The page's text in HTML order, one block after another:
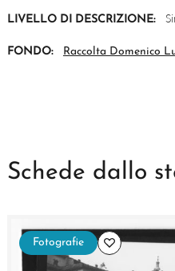
LIVELLO DI DESCRIZIONE:
FONDO: Raccolta Domenico
Schede dallo
Fotografie